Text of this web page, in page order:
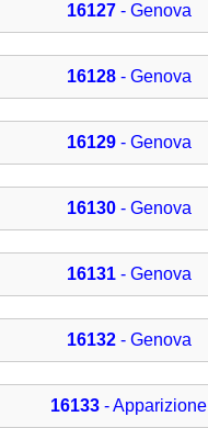
16127- Genova
16128- Genova
16129- Genova
16130- Genova
16131- Genova
16132- Genova
16133 - Apparizione